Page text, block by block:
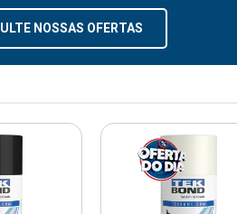
NOSSAS OFERTAS